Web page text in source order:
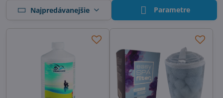
Najpredávanejšie Parametre